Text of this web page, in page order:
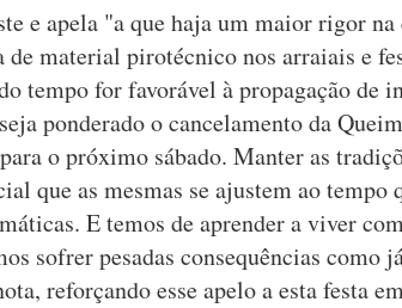
e apela "a que haja um maior rigor na
de material pirotécnico nos arraiais e
tempo for favorável à propagação de
ponderado o cancelamento da
o próximo sábado. Manter as
que as mesmas se ajustem ao tempo
E temos de aprender a viver
sofrer pesadas consequências como
reforçando esse apelo a esta festa